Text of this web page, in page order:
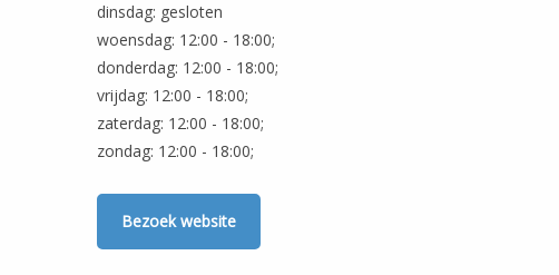
dinsdag: gesloten
woensdag: 12:00 - 18:00;
donderdag: 12:00 - 18:00;
vrijdag: 12:00 - 18:00;
zaterdag: 12:00 - 18:00;
zondag: 12:00 - 18:00;
Bezoek website